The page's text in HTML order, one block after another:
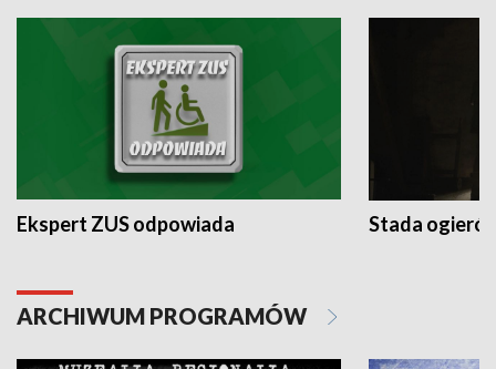
Ekspert ZUS odpowiada Stada
ARCHIWUM PROGRAMÓW